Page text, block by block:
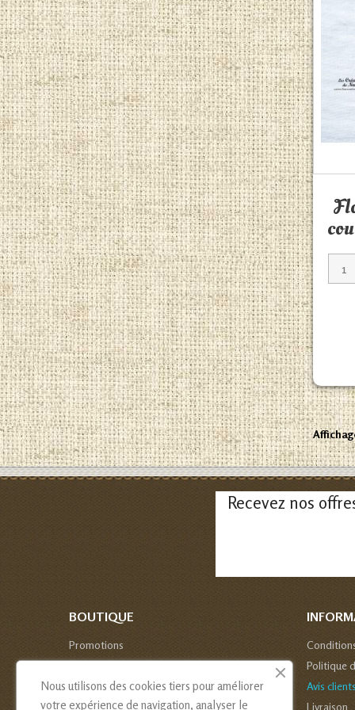
Recevez nos
BOUTIQUE
Promotions
Nouveaux produits
Politique
Avis
Livraison
Nous utilisons des cookies tiers pour améliorer
votre expérience de navigation, analyser le